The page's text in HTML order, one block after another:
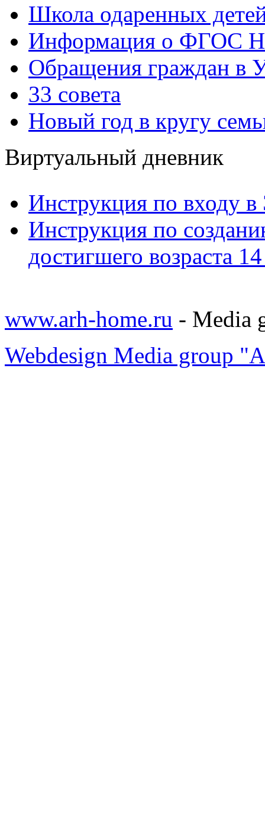
Школа одаренных
Информация о ФГОС
Обращения граждан в
33 совета
Новый год в кругу
Виртуальный дневник
Инструкция по входу
Инструкция по
достигшего возраста
www.arh-home.ru - Media
Webdesign Media group